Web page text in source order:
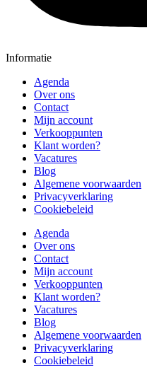
Informatie
Agenda
Over ons
Contact
Mijn account
Verkooppunten
Klant worden?
Vacatures
Blog
Algemene voorwaarden
Privacyverklaring
Cookiebeleid
Agenda
Over ons
Contact
Mijn account
Verkooppunten
Klant worden?
Vacatures
Blog
Algemene voorwaarden
Privacyverklaring
Cookiebeleid